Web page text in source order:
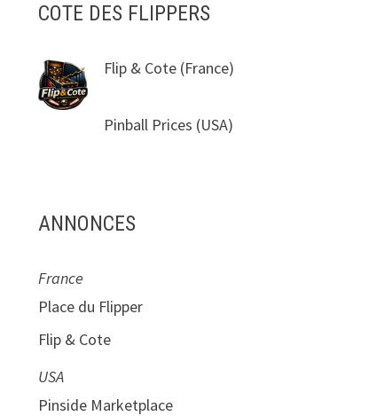
COTE DES FLIPPERS
Flip & Cote(France)
Pinball Prices (USA)
ANNONCES
France
Place du Flipper
Flip & Cote
USA
Pinside Marketplace